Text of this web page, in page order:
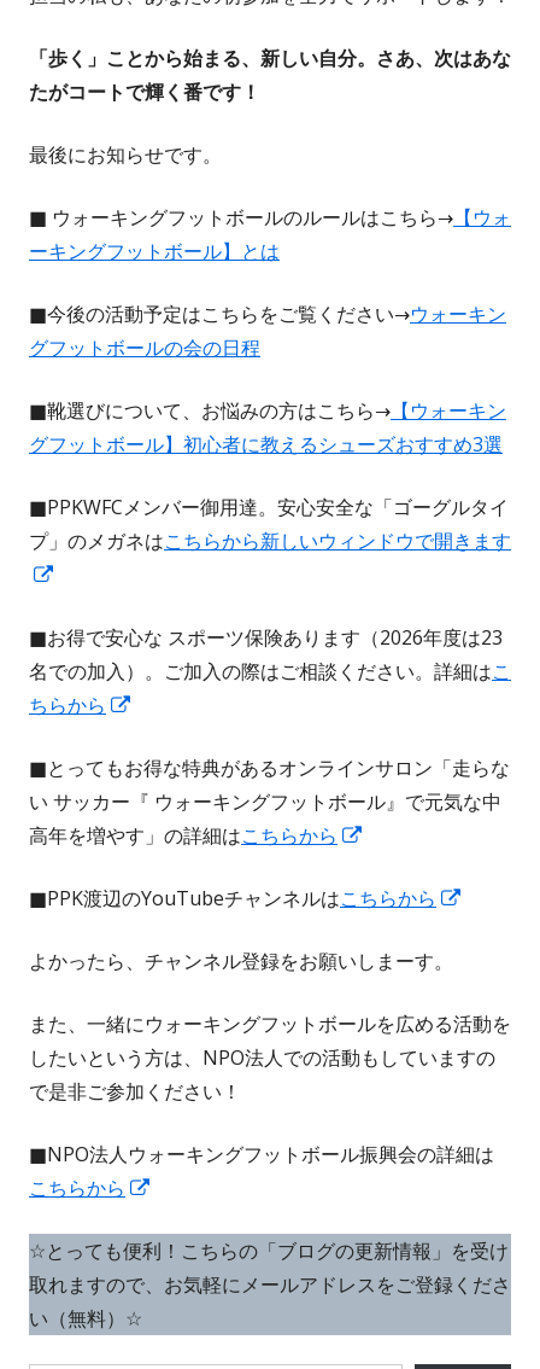
ウ
ィ
ド
で
開
き
ま
す
「歩く」ことから始まる、新しい自分。さあ、次はあな
たがコートで輝く番です！
最後にお知らせです。
■ ウォーキングフットボールのルールはこちら→ 【ウォ
ーキングフットボール】とは
■今後の活動予定はこちらをご覧ください→ウォーキン
グフットボールの会の日程
■靴選びについて、お悩みの方はこちら→ 【ウォーキン
グフットボール】初心者に教えるシューズおすすめ3選
■PPKWFCメンバー御用達。安心安全な「ゴーグルタイ
プ」のメガネはこちらから新しいウィンドウで開きます
い
ウ
ィ
ド
ウ
で
き
す
■お得で安心な スポーツ保険あります（2026年度は23
名での加入）。ご加入の際はご相談ください。詳細はこ
ちらから
い
ウ
ィ
ド
で
ま
す
■とってもお得な特典があるオンラインサロン「走らな
い サッカー『 ウォーキングフットボール』で元気な中
高年を増やす」の詳細はこちらから
い
ィ
ド
ウ
き
す
■PPK渡辺のYouTubeチャンネルはこちらから
ィ
ン
で
き
ま
す
よかったら、チャンネル登録をお願いしまーす。
また、一緒にウォーキングフットボールを広める活動を
したいという方は、NPO法人での活動もしていますの
で是非ご参加ください！
■NPO法人ウォーキングフットボール振興会の詳細は
こちらから
い
ウ
☆とっても便利！こちらの「ブログの更新情報」を受け
取れますので、お気軽にメールアドレスをご登録くださ
い（無料）☆
メールアドレスを入力...